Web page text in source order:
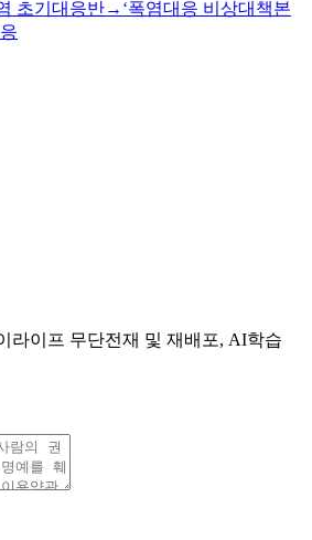
초기대응반→‘폭염대응 비상대책본
라이프 무단전재 및 재배포, AI학습